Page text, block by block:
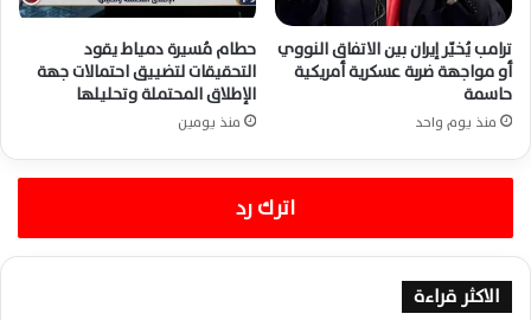
ترامب يُخيّر إيران بين الاتفاق النووي
أو مواجهة ضربة عسكرية أمريكية
حاسمة
منذ يوم واحد
حطام مُسيرة دمياط يقود
التحقيقات لتضييق احتمالات جهة
الإطلاق المحتملة وتحليلها
منذ يومين
اترك رد
الاكثر قراءة